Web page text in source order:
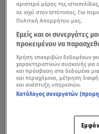
Τρομακτικές στιγμές
αριστερό μέρος της
σε ισχύ στον Ιστότοπος. Για
Πολιτική Απορρήτου μας.
Εμείς και οι συνεργάτες
προκειμένου να
Χρήση επακριβών δεδομένων
χαρακτηριστικών συσκευής
και πρόσβαση στα δεδομένα
και περιεχόμενο, μέτρηση
και ανάπτυξη υπηρεσιών.
Κατάλογος συνεργατών